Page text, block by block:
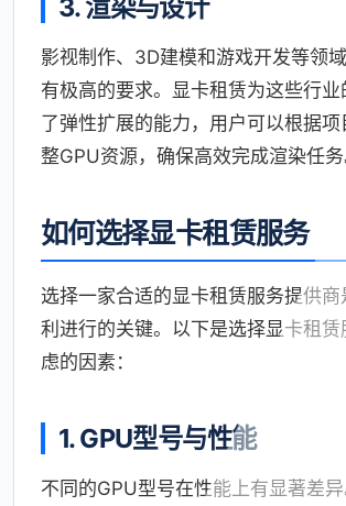
3. 渲染与设计
影视制作、3D建模和游戏开发等领
有极高的要求。显卡租赁为这些行
了弹性扩展的能力，用户可以根据项
整GPU资源，确保高效完成渲染任务
如何选择显卡租赁服务
选择一家合适的显卡租赁服务提供
利进行的关键。以下是选择显卡租赁
虑的因素：
1. GPU型号与性能
不同的GPU型号在性能上有显著差